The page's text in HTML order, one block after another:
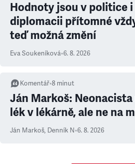
Hodnoty jsou v politice
diplomacii přítomné
teď možná změní
Eva Soukeníková•6. 8. 2026
Komentář•8 minut
Ján Markoš: Neonacista
lék v lékárně, ale ne na
Ján Markoš, Denník N•6. 8. 2026